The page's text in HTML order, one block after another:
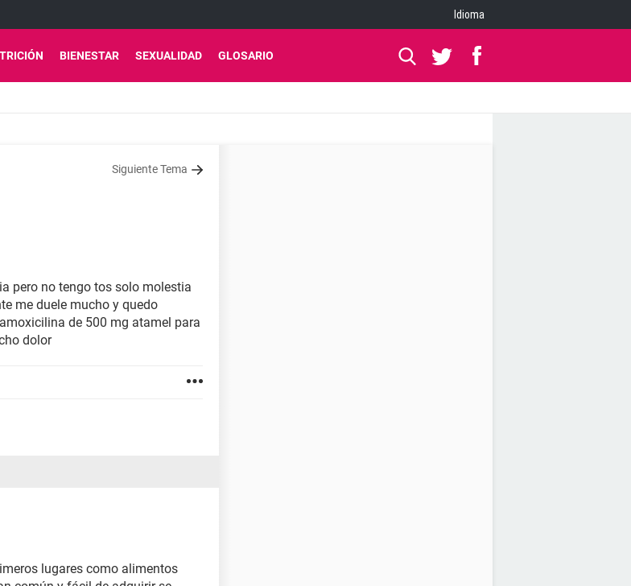
Idioma
BIENESTAR SEXUALIDAD GLOSARIO
Siguiente Tema
pero no tengo tos solo molestia
me duele mucho y quedo
de 500 mg atamel para
dolor
lugares como alimentos